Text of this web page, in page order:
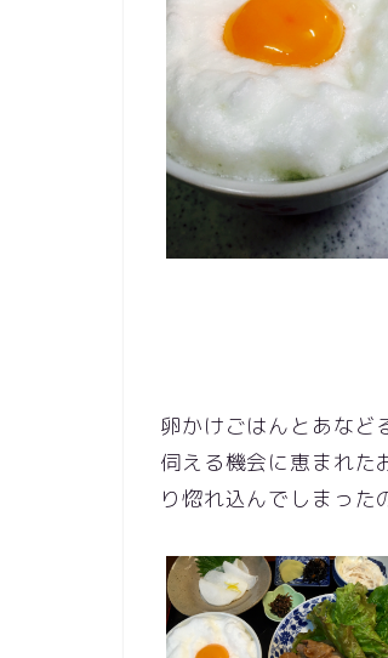
卵かけごはんとあな
伺える機会に恵まれた
り惚れ込んでしまった